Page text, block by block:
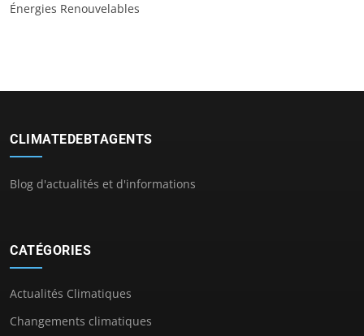
Énergies Renouvelables
CLIMATEDEBTAGENTS
Blog d'actualités et d'informations
CATÉGORIES
Actualités Climatiques
Changements climatiques